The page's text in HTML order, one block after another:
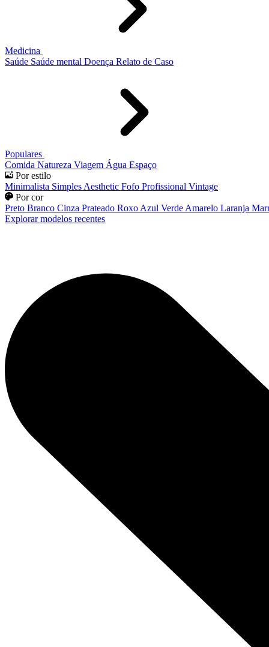
Medicina
Saúde Saúde mental Doença Relato de Caso
Populares
Comida Natureza Viagem Água Espaço
Por estilo
Minimalista Simples Aesthetic Fofo Profissional Vintage
Por cor
Preto Branco Cinza Prateado Roxo Azul Verde Amarelo Laranja
Explorar modelos recentes